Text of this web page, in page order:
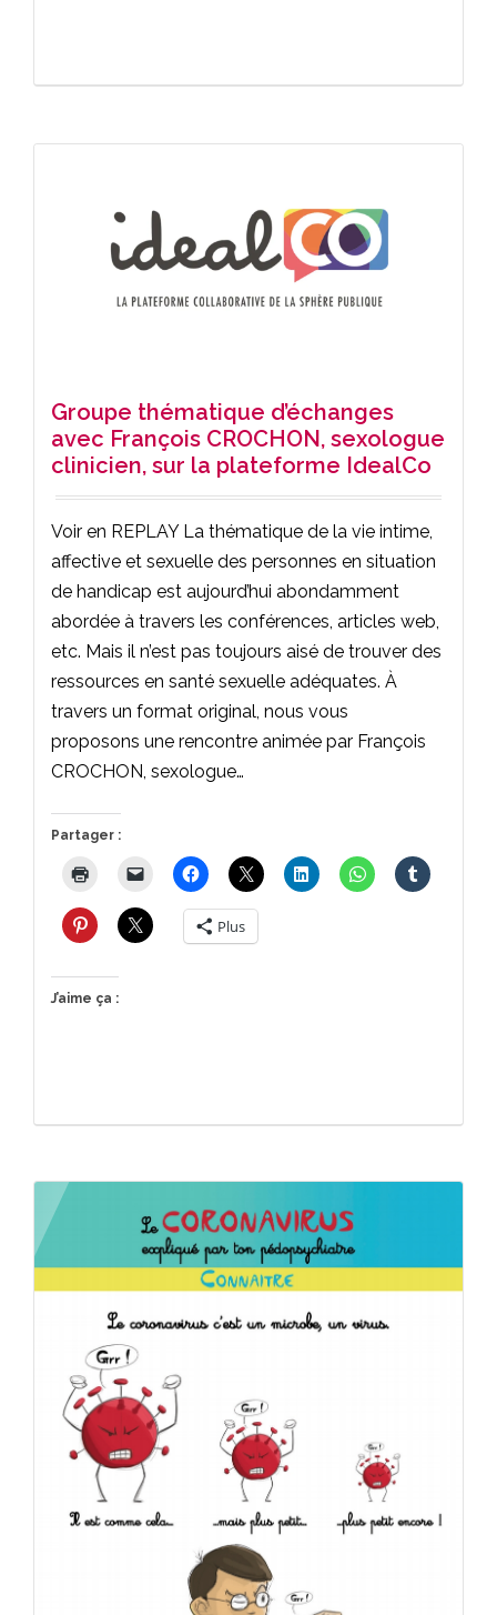
Groupe thématique d’échanges
avec François CROCHON, sexologue
clinicien, sur la plateforme IdealCo
Voir en REPLAY La thématique de la vie intime,
affective et sexuelle des personnes en situation
de handicap est aujourd’hui abondamment
abordée à travers les conférences, articles web,
etc. Mais il n’est pas toujours aisé de trouver des
ressources en santé sexuelle adéquates. À
travers un format original, nous vous
proposons une rencontre animée par François
CROCHON, sexologue…
Partager :
Plus
J’aime ça :